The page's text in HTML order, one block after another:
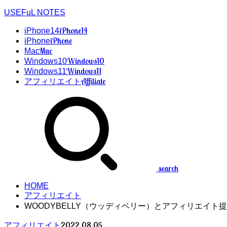
USEFuL NOTES
iPhone14iPhone14
iPhoneiPhone
MacMac
Windows10Windows10
Windows11Windows11
アフィリエイトAffiliate
search
HOME
アフィリエイト
WOODYBELLY（ウッディベリー）とアフィリエイト
アフィリエイト 2022.08.05